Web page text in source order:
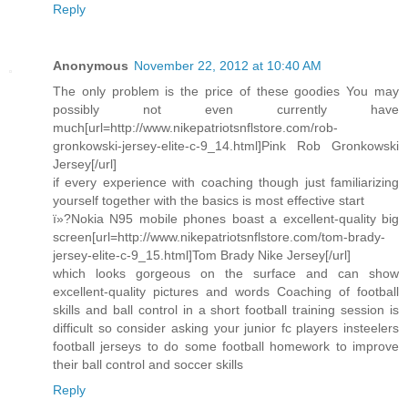
Reply
Anonymous November 22, 2012 at 10:40 AM
The only problem is the price of these goodies You may
possibly not even currently have
much[url=http://www.nikepatriotsnflstore.com/rob-
gronkowski-jersey-elite-c-9_14.html]Pink Rob Gronkowski
Jersey[/url]
if every experience with coaching though just familiarizing
yourself together with the basics is most effective start
ï»?Nokia N95 mobile phones boast a excellent-quality big
screen[url=http://www.nikepatriotsnflstore.com/tom-brady-
jersey-elite-c-9_15.html]Tom Brady Nike Jersey[/url]
which looks gorgeous on the surface and can show
excellent-quality pictures and words Coaching of football
skills and ball control in a short football training session is
difficult so consider asking your junior fc players insteelers
football jerseys to do some football homework to improve
their ball control and soccer skills
Reply